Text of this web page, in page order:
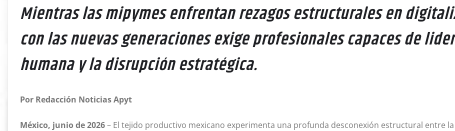
Mientras las mipymes enfrentan rezagos estructurales en
con las nuevas generaciones exige profesionales capaces de
humana y la disrupción estratégica.
Por Redacción Noticias Apyt
México, junio de 2026– El tejido productivo mexicano experimenta una profunda desconexión estructural entre